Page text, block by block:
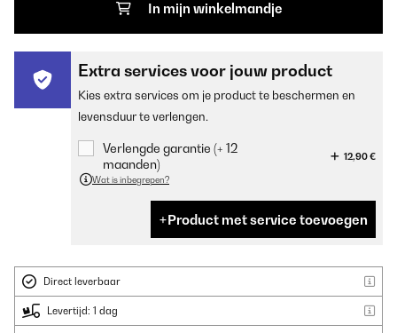
In mijn winkelmandje
Extra services voor jouw product
Kies extra services om je product te beschermen en
levensduur te verlengen.
Verlengde garantie (+ 12
maanden)
12,90 €
Wat is inbegrepen?
Product met service toevoegen
Direct leverbaar
Levertijd: 1 dag